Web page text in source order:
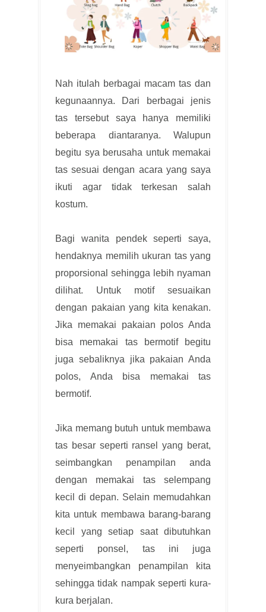
Nah itulah berbagai macam tas dan
kegunaannya. Dari berbagai jenis
tas tersebut saya hanya memiliki
beberapa diantaranya. Walupun
begitu sya berusaha untuk memakai
tas sesuai dengan acara yang saya
ikuti agar tidak terkesan salah
kostum.
Bagi wanita pendek seperti saya,
hendaknya memilih ukuran tas yang
proporsional sehingga lebih nyaman
dilihat. Untuk motif sesuaikan
dengan pakaian yang kita kenakan.
Jika memakai pakaian polos Anda
bisa memakai tas bermotif begitu
juga sebaliknya jika pakaian Anda
polos, Anda bisa memakai tas
bermotif.
Jika memang butuh untuk membawa
tas besar seperti ransel yang berat,
seimbangkan penampilan anda
dengan memakai tas selempang
kecil di depan. Selain memudahkan
kita untuk membawa barang-barang
kecil yang setiap saat dibutuhkan
seperti ponsel, tas ini juga
menyeimbangkan penampilan kita
sehingga tidak nampak seperti kura-
kura berjalan.